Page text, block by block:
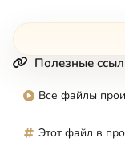
Полезные
Все файлы
Этот файл в